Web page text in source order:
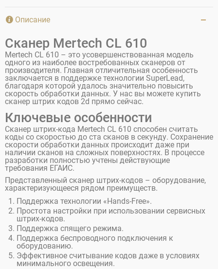
Описание
Сканер Mertech CL 610
Mertech CL 610 – это усовершенствованная модель
одного из наиболее востребованных сканеров от
производителя. Главная отличительная особенность
заключается в поддержке технологии SuperLead,
благодаря которой удалось значительно повысить
скорость обработки данных. У нас вы можете купить
сканер штрих кодов 2d прямо сейчас.
Ключевые особенности
Сканер штрих-кода Mertech CL 610 способен считать
коды со скоростью до ста сканов в секунду. Сохранение
скорости обработки данных происходит даже при
наличии сканов на сложных поверхностях. В процессе
разработки полностью учтены действующие
требования ЕГАИС.
Представленный сканер штрих-кодов – оборудование,
характеризующееся рядом преимуществ.
Поддержка технологии «Hands-Free».
Простота настройки при использовании сервисных
штрих-кодов.
Поддержка спящего режима.
Поддержка беспроводного подключения к
оборудованию.
Эффективное считывание кодов даже в условиях
минимального освещения.